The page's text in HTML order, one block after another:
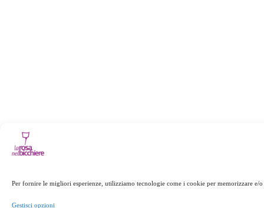
Per fornire le migliori esperienze, utilizziamo tecnologie come i cookie per memorizzare
Gestisci opzioni